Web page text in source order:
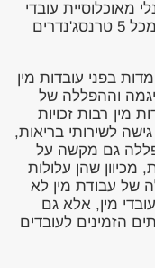
מאוכלוסיית עובדי
המין, כאשר מחקרים מראים כי עד 1 מכל 5 טרנסג'נדרים
בפני עובדות מין
וההפללה של
מין רבות זכויות
לשירותי בריאות,
גם מקשה על
מכיוון שהן עלולות
של עבודת מין לא
מין, אלא גם
הזמינים לעובדים